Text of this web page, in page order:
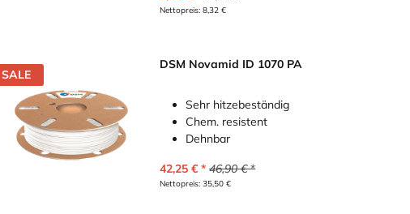
Nettopreis:8,32 €
SALE
DSM Novamid ID 1070 PA
Sehr hitzebeständig
Chem. resistent
Dehnbar
42,25 € 46,90€
Nettopreis:35,50 €